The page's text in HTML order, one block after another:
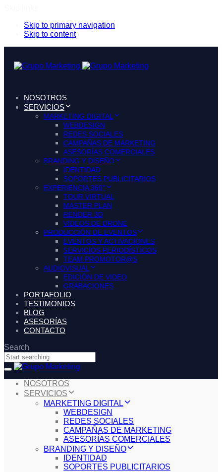
Skip to primary navigation
Skip to content
NOSOTROS
SERVICIOS
MARKETING DIGITAL
WEBDESIGN
REDES SOCIALES
CAMPAÑAS DE MARKETING
ASESORÍAS COMERCIALES
BRANDING Y DISEÑO
IDENTIDAD
SOPORTES PUBLICITARIOS
EXPERIENCIA 360°
TOUR VIRTUAL
MASTER PLAN
RENDER 3D
VIDEOS DE DRONE
PRODUCCIÓN DE EVENTOS
EVENTOS Y ACTIVACIONES
SERVICIOS PERIODÍSTICOS
TEAM PROMOTOR@S
AUDIOVISUAL
EDICIÓN DE VIDEO
GRABACIONES
PORTAFOLIO
TESTIMONIOS
BLOG
ASESORÍAS
CONTACTO
Search
Toggle
navigationNOSOTROS
SERVICIOS
MARKETING DIGITAL
WEBDESIGN
REDES SOCIALES
CAMPAÑAS DE MARKETING
ASESORÍAS COMERCIALES
BRANDING Y DISEÑO
IDENTIDAD
SOPORTES PUBLICITARIOS